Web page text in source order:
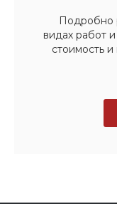
Подробно
видах работ
стоимость